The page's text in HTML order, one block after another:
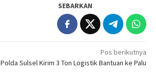
SEBARKAN
Pos berikutnya
Polda Sulsel Kirim 3 Ton Logistik Bantuan ke Palu